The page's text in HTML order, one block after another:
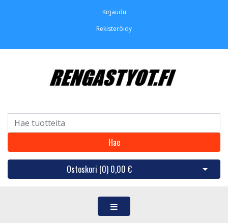
Kirjaudu
Rekisteröidy
Hae
Ostoskori (0) 0,00 € Avaa